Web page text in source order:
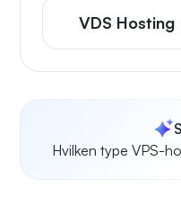
VDS Hosting
Hvilken type VPS-